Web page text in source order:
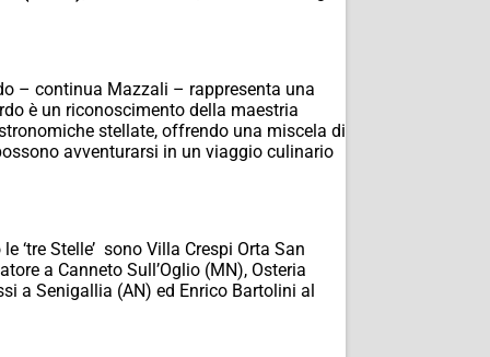
– continua Mazzali – rappresenta una
è un riconoscimento della maestria
stellate, offrendo una miscela di
avventurarsi in un viaggio culinario
‘tre Stelle’ sono Villa Crespi Orta San
a Canneto Sull’Oglio (MN), Osteria
a Senigallia (AN) ed Enrico Bartolini al